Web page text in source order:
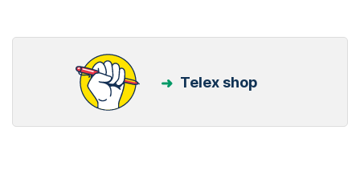
Telex shop